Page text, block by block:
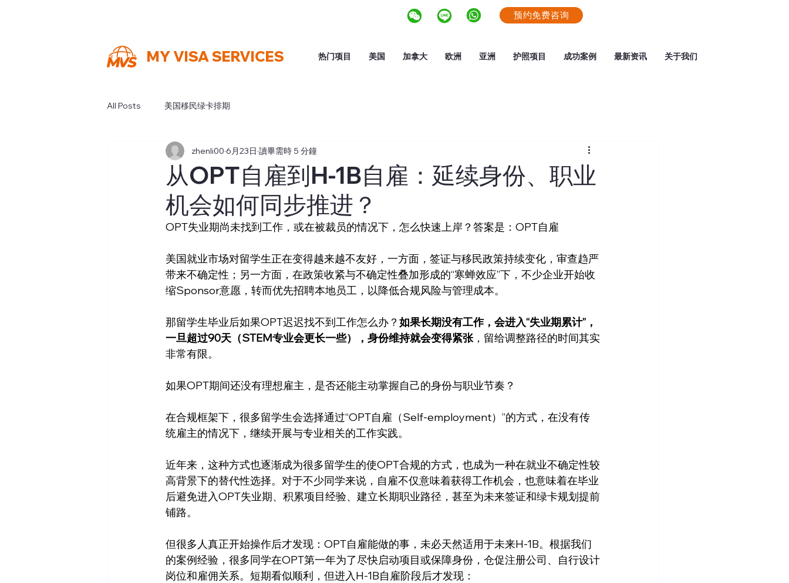
预约免费咨询
MY VISA SERVICES 热门项目 美国 加拿大 欧洲 亚洲 护照项目 成功案例 最新资讯 关于我们
All Posts 美国移民绿卡排期
从OPT自雇到H-1B自雇：延续身份、职业
机会如何同步推进？
zhenli00 6月23日 讀畢需時 5 分鐘
OPT失业期尚未找到工作，或在被裁员的情况下，怎么快速上岸？答案是：OPT自雇
美国就业市场对留学生正在变得越来越不友好，一方面，签证与移民政策持续变化，审查趋严
带来不确定性；另一方面，在政策收紧与不确定性叠加形成的“寒蝉效应”下，不少企业开始收
缩Sponsor意愿，转而优先招聘本地员工，以降低合规风险与管理成本。
那留学生毕业后如果OPT迟迟找不到工作怎么办？ 如果长期没有工作，会进入“失业期累计”，
一旦超过90天（STEM专业会更长一些），身份维持就会变得紧张，留给调整路径的时间其实
非常有限。
如果OPT期间还没有理想雇主，是否还能主动掌握自己的身份与职业节奏？
在合规框架下，很多留学生会选择通过“OPT自雇（Self-employment）”的方式，在没有传
统雇主的情况下，继续开展与专业相关的工作实践。
近年来，这种方式也逐渐成为很多留学生的使OPT合规的方式，也成为一种在就业不确定性较
高背景下的替代性选择。对于不少同学来说，自雇不仅意味着获得工作机会，也意味着在毕业
后避免进入OPT失业期、积累项目经验、建立长期职业路径，甚至为未来签证和绿卡规划提前
铺路。
但很多人真正开始操作后才发现：OPT自雇能做的事，未必天然适用于未来H-1B。根据我们
的案例经验，很多同学在OPT第一年为了尽快启动项目或保障身份，仓促注册公司、自行设计
岗位和雇佣关系。短期看似顺利，但进入H-1B自雇阶段后才发现：